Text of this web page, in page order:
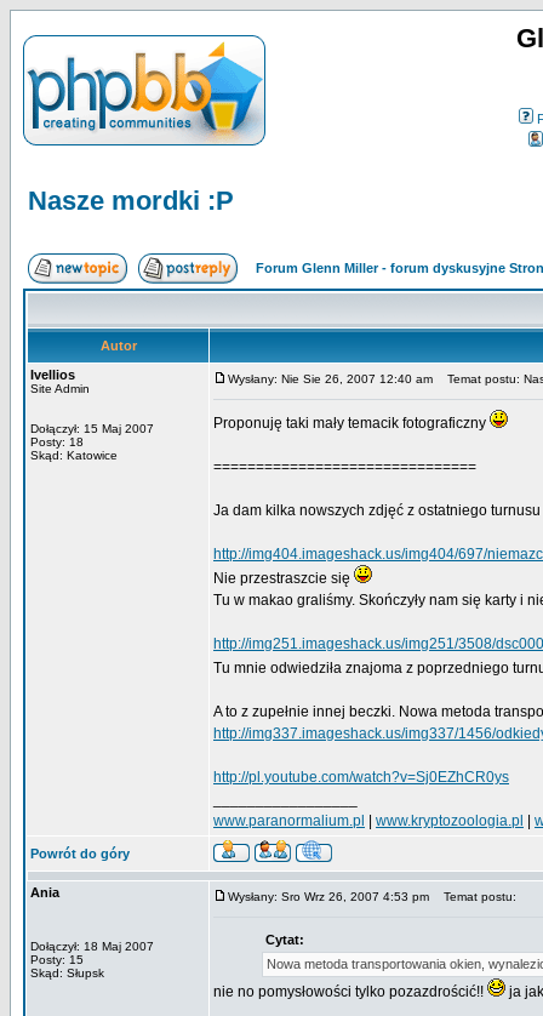
Nasze mordki :P
Forum Glenn Miller - forum dyskusyjne
Autor
Ivellios
Site Admin
Dołączył: 15 Maj 2007
Posty: 18
Skąd: Katowice
Wysłany: Nie Sie 26, 2007 12:40 am Temat postu:
Proponuję taki mały temacik fotograficzny
===============================
Ja dam kilka nowszych zdjęć z ostatniego
http://img404.imageshack.us/img404/697/
Nie przestraszcie się
Tu w makao graliśmy. Skończyły nam się karty i
http://img251.imageshack.us/img251/3508/
Tu mnie odwiedziła znajoma z poprzedniego
A to z zupełnie innej beczki. Nowa metoda
http://img337.imageshack.us/img337/1456/
http://pl.youtube.com/watch?v=Sj0EZhCR0ys
www.paranormalium.pl
www.kryptozoologia.pl
Powrót do góry
Ania
Dołączył: 18 Maj 2007
Posty: 15
Skąd: Słupsk
Wysłany: Sro Wrz 26, 2007 4:53 pm Temat postu:
Cytat:
Nowa metoda transportowania okien,
nie no pomysłowości tylko pozazdrościć!!
ja